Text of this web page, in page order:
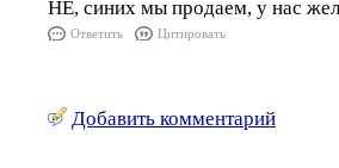
НЕ, синих мы продаем, у нас
Ответить Цитировать
Добавить комментарий